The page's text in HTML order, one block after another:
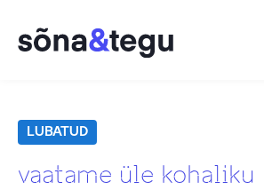
LUBATUD
vaatame üle kohaliku